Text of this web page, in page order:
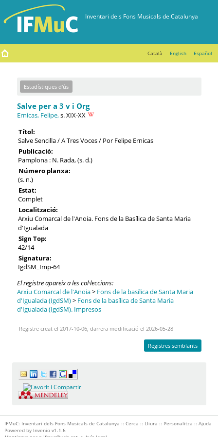
Català English Español
Estadístiques d'ús
Salve per a 3 v i Org
Ernicas, Felipe,s. XIX-XX
Títol:
Salve Sencilla / A Tres Voces / Por Felipe Ernicas
Publicació:
Pamplona : N. Rada, (s. d.)
Número planxa:
(s. n.)
Estat:
Complet
Localització:
Arxiu Comarcal de l'Anoia. Fons de la Basílica de Santa Maria
d'Igualada
Sign Top:
42/14
Signatura:
IgdSM_Imp-64
El registre apareix a les col·leccions:
Arxiu Comarcal de l'Anoia> Fons de la basílica de Santa Maria
d'Igualada (IgdSM)> Fons de la basílica de Santa Maria
d'Igualada (IgdSM). Impresos
Registre creat el 2017-10-06, darrera modificació el 2026-05-28
Registres semblants
IFMuC: Inventari dels Fons Musicals de Catalunya :: Cerca :: Lliura :: Personalitza :: Ajuda
Powered by Inveniov1.1.6